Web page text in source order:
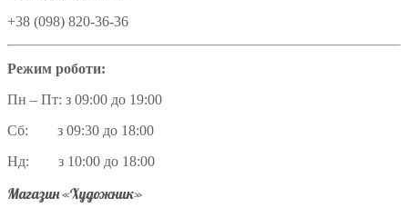
+38 (098) 820-36-36
Режим роботи:
Пн – Пт: з 09:00 до 19:00
Сб: з 09:30 до 18:00
Нд: з 10:00 до 18:00
Магазин «Художник»